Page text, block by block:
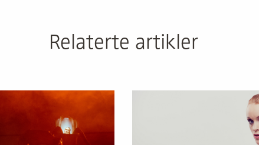
Relaterte artikler